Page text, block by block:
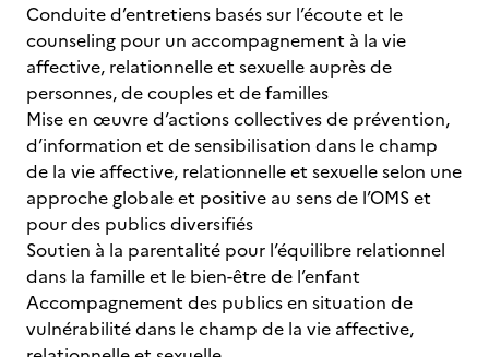
Conduite d’entretiens basés sur l’écoute et le
counseling pour un accompagnement à la vie
affective, relationnelle et sexuelle auprès de
personnes, de couples et de familles
Mise en œuvre d’actions collectives de prévention,
d’information et de sensibilisation dans le champ
de la vie affective, relationnelle et sexuelle selon une
approche globale et positive au sens de l’OMS et
pour des publics diversifiés
Soutien à la parentalité pour l’équilibre relationnel
dans la famille et le bien-être de l’enfant
Accompagnement des publics en situation de
vulnérabilité dans le champ de la vie affective,